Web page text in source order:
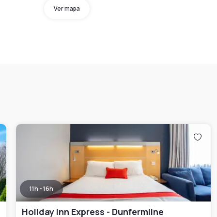
Ver mapa
11h - 16h
Holiday Inn Express - Dunfermline